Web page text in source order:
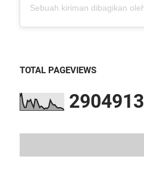
TOTAL PAGEVIEWS
2904913